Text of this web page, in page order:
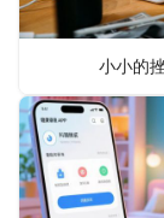
小小的